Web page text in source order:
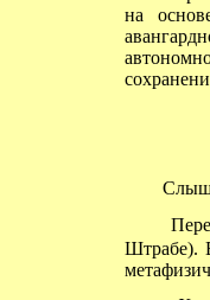
на
Штрабе).